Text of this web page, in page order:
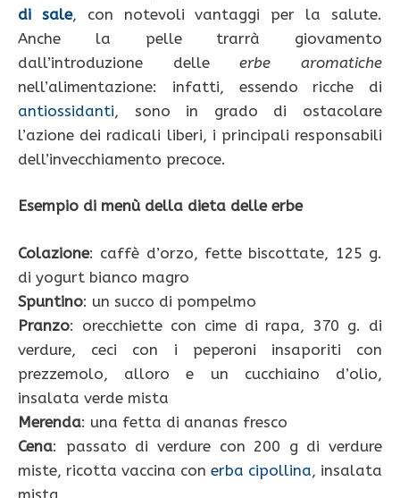
di sale, con notevoli vantaggi per la salute.
Anche la pelle trarrà giovamento
dall’introduzione delleerbe
aromatiche
nell’alimentazione: infatti, essendo ricche di
antiossidanti, sono in grado di ostacolare
l’azione dei radicali liberi, i principali responsabili
dell’invecchiamento precoce.
Esempio di menù della dieta delle erbe
Colazione: caffè d’orzo, fette biscottate, 125 g.
di yogurt bianco magro
Spuntino: un succo di pompelmo
Pranzo: orecchiette con cime di rapa, 370 g. di
verdure, ceci con i peperoni insaporiti con
prezzemolo, alloro e un cucchiaino d’olio,
insalata verde mista
Merenda: una fetta di ananas fresco
Cena: passato di verdure con 200 g di verdure
miste, ricotta vaccina con erba cipollina, insalata
mista